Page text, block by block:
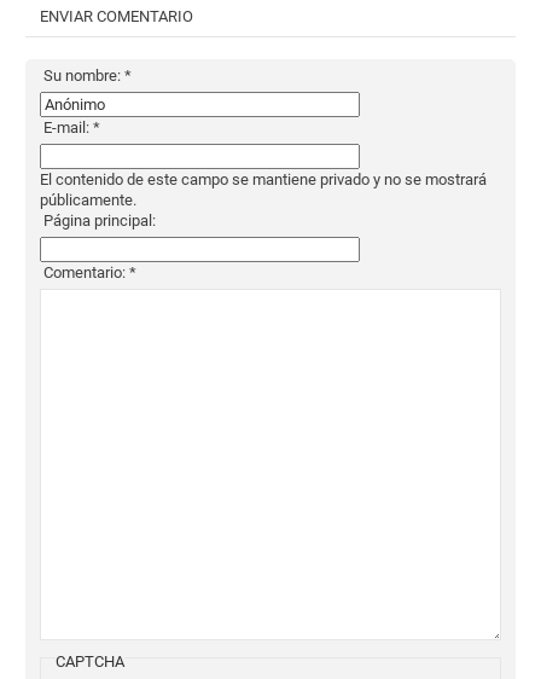
ENVIAR COMENTARIO
Su nombre: *
E-mail: *
El contenido de este campo se mantiene privado y no se mostrará
públicamente.
Página principal:
Comentario: *
CAPTCHA